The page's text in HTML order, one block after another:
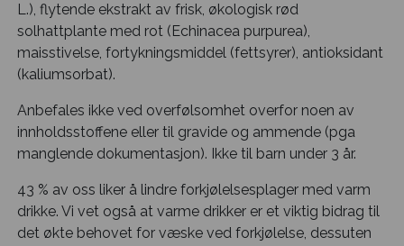
L.), flytende ekstrakt av frisk, økologisk rød
solhattplante med rot (Echinacea purpurea),
maisstivelse, fortykningsmiddel (fettsyrer), antioksidant
(kaliumsorbat).
Anbefales ikke ved overfølsomhet overfor noen av
innholdsstoffene eller til gravide og ammende (pga
manglende dokumentasjon). Ikke til barn under 3 år.
43 % av oss liker å lindre forkjølelsesplager med varm
drikke. Vi vet også at varme drikker er et viktig bidrag til
det økte behovet for væske ved forkjølelse, dessuten